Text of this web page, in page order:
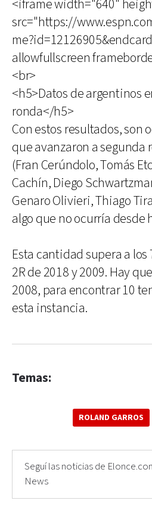
<iframe width="640"
src="https://
allowfullscreen
<br>
<h5>Datos de argentinos
ronda</h5>
Con estos resultados, son
que avanzaron a segunda
(Fran Cerúndolo, Tomás
Cachín, Diego
Genaro Olivieri, Thiago
algo que no ocurría desde
Esta cantidad supera a
2R de 2018 y 2009. Hay
2008, para encontrar 10
esta instancia.
Temas:
ROLAND GARROS
Seguí las noticias de
News